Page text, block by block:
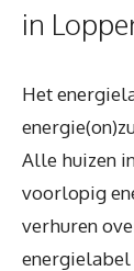
in
Het
Alle huizen
voorlopig
verhuren
energielabel